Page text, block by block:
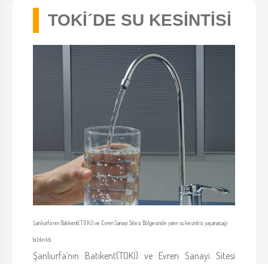
TOKİ´DE SU KESİNTİSİ
Şanlıurfa´nın Batıkent(TOKİ) ve Evren Sanayi Sitesi Bölgesinde yarın su kesintisi yaşanacağı
bildirildi.
Şanlıurfa´nın Batıkent(TOKİ) ve Evren Sanayi Sitesi